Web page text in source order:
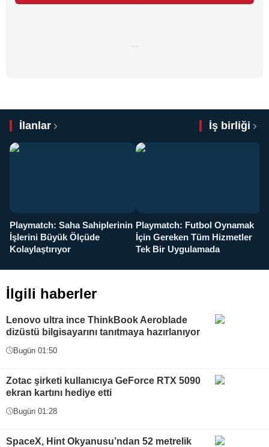
İlanlar İş birliği
Playmatch: Saha Sahiplerinin
İşlerini Büyük Ölçüde
Kolaylaştırıyor
Playmatch: Futbol Oynamak
İçin Gereken Tüm Hizmetler
Tek Bir Uygulamada
İlgili haberler
Lenovo ultra ince ThinkBook Aeroblade
dizüstü bilgisayarını tanıtmaya hazırlanıyor
Bugün 01:50
Zotac şirketi kullanıcıya GeForce RTX 5090
ekran kartını hediye etti
Bugün 01:28
SpaceX, Hint Okyanusu’ndan 52 metrelik